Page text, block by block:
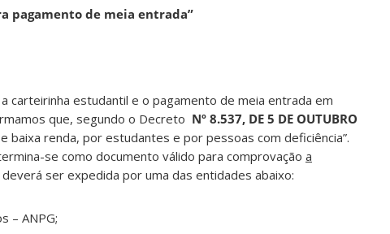
pagamento de meia entrada”
carteirinha estudantil e o pagamento de meia entrada em
que, segundo o Decreto Nº 8.537, DE 5 DE OUTUBRO
baixa renda, por estudantes e por pessoas com deficiência”.
se como documento válido para comprovação a
ser expedida por uma das entidades abaixo:
– ANPG;